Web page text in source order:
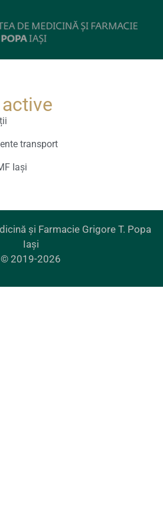
transport
Iași
și Farmacie Grigore T. Popa
Iași
© 2019-2026